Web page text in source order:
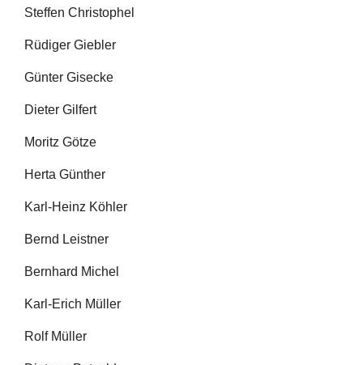
Steffen Christophel
Rüdiger Giebler
Günter Gisecke
Dieter Gilfert
Moritz Götze
Herta Günther
Karl-Heinz Köhler
Bernd Leistner
Bernhard Michel
Karl-Erich Müller
Rolf Müller